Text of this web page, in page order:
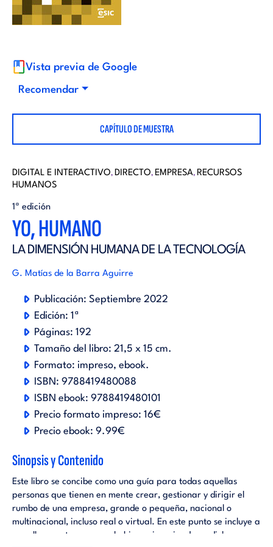
d
r
i
a
l
o
r
a
Vista previa de Google
Recomendar
CAPÍTULO DE MUESTRA
DIGITAL E INTERACTIVO, DIRECTO, EMPRESA, RECURSOS
HUMANOS
1ª edición
YO, HUMANO
LA DIMENSIÓN HUMANA DE LA TECNOLOGÍA
G. Matías de la Barra Aguirre
Publicación: Septiembre 2022
Edición: 1ª
Páginas: 192
Tamaño del libro: 21,5 x 15 cm.
Formato: impreso ebook.
ISBN: 9788419480088
ISBN ebook: 9788419480101
Precio formato impreso: 16€
Precio ebook: 9.99€
Sinopsis y Contenido
Este libro se concibe como una guía para todas aquellas
personas que tienen en mente crear, gestionar y dirigir el
rumbo de una empresa, grande o pequeña, nacional o
multinacional, incluso real o virtual. En este punto se incluye a
aquellos que tampoco se hubieran imaginado en dichas